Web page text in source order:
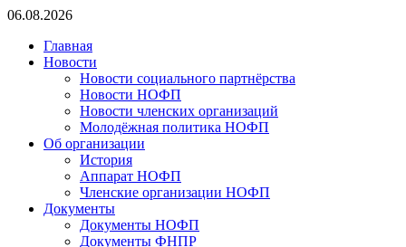
Перейти
содержимому
06.08.2026
Главная
Новости
Новости социального партнёрства
Новости НОФП
Новости членских организаций
Молодёжная политика НОФП
Об организации
История
Аппарат НОФП
Членские организации НОФП
Документы
Документы НОФП
Документы ФНПР